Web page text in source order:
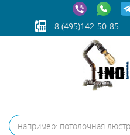
8 (495)142-50-85